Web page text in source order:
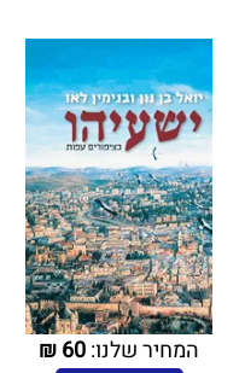
המחיר שלנו:60
₪